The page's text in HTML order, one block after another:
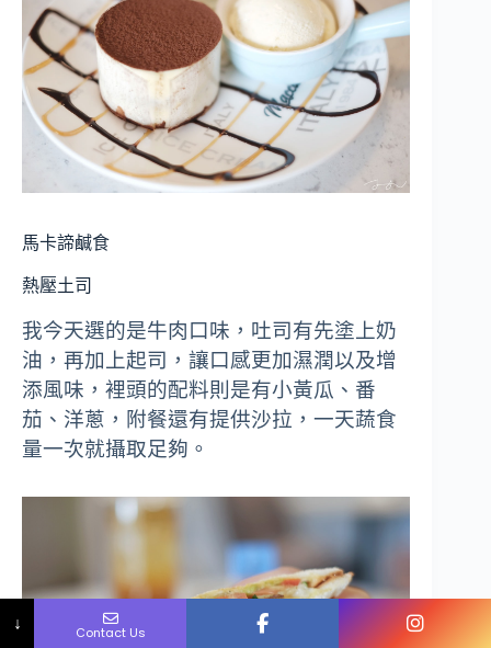
馬卡諦鹹食
熱壓土司
我今天選的是牛肉口味，吐司有先塗上奶
油，再加上起司，讓口感更加濕潤以及增
添風味，裡頭的配料則是有小黃瓜、番
茄、洋蔥，附餐還有提供沙拉，一天蔬食
量一次就攝取足夠。
↓ Contact Us